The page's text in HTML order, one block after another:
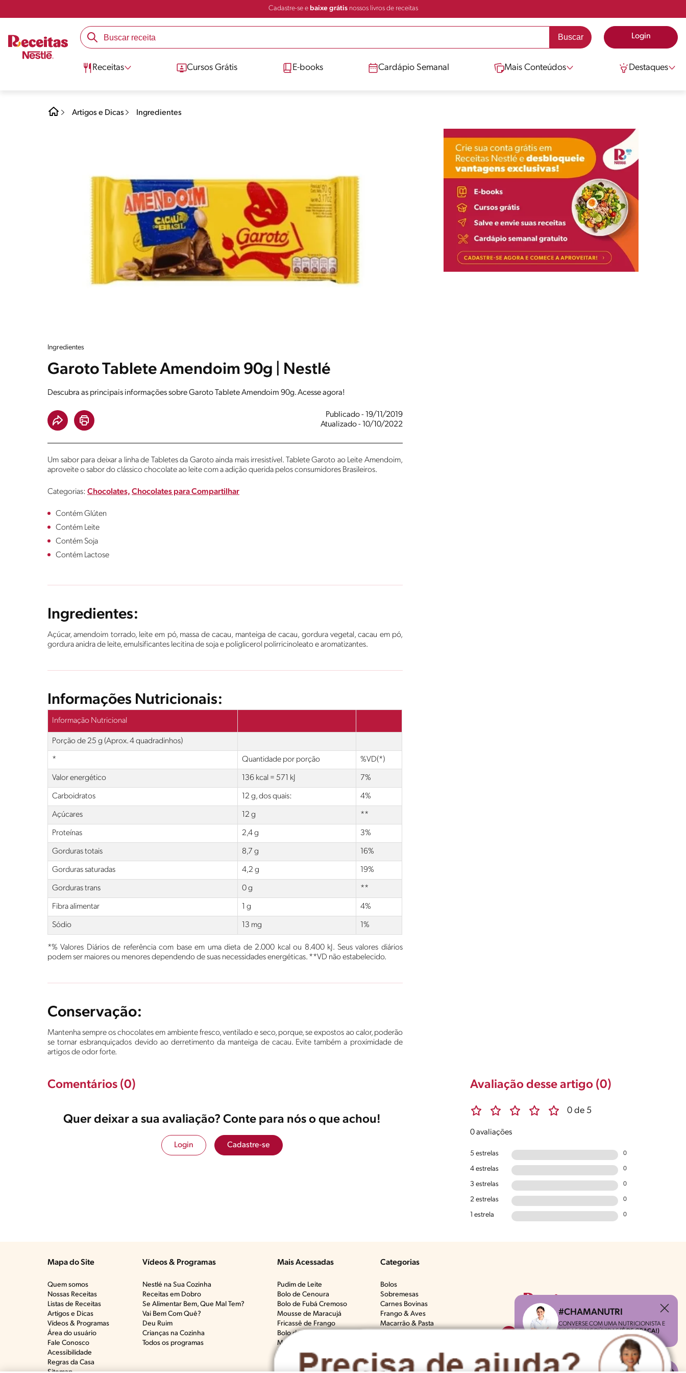
Cadastre-se e baixe grátisnossos livros de receitas
Login
Receitas Cursos Grátis E-books Cardápio Semanal Mais Conteúdos Destaques
Artigos e Dicas Ingredientes
Ingredientes
Garoto Tablete Amendoim 90g | Nestlé
Descubra as principais informações sobre Garoto Tablete Amendoim 90g. Acesse agora!
Publicado - 19/11/2019
Atualizado - 10/10/2022
Um sabor para deixar a linha de Tabletes da Garoto ainda mais irresistível. Tablete Garoto ao Leite Amendoim,
aproveite o sabor do clássico chocolate ao leite com a adição querida pelos consumidores Brasileiros.
Categorias: Chocolates, Chocolates para Compartilhar
Contém Glúten
Contém Leite
Contém Soja
Contém Lactose
Ingredientes:
Açúcar, amendoim torrado, leite em pó, massa de cacau, manteiga de cacau, gordura vegetal, cacau em pó,
gordura anidra de leite, emulsificantes lecitina de soja e poliglicerol polirricinoleato e aromatizantes.
Informações Nutricionais:
Informação Nutricional
Porção de 25 g (Aprox. 4 quadradinhos)
* Quantidade por porção %VD(*)
Valor energético 136 kcal = 571 kJ 7%
Carboidratos 12 g, dos quais: 4%
Açúcares 12 g **
Proteínas 2,4 g 3%
Gorduras totais 8,7 g 16%
Gorduras saturadas 4,2 g 19%
Gordurastrans 0 g **
Fibra alimentar 1 g 4%
Sódio 13 mg 1%
*% Valores Diários de referência com base em uma dieta de 2.000 kcal ou 8.400 kJ. Seus valores diários
podem ser maiores ou menores dependendo de suas necessidades energéticas. **VD não estabelecido.
Conservação:
Mantenha sempre os chocolates em ambiente fresco, ventilado e seco, porque, se expostos ao calor, poderão
se tornar esbranquiçados devido ao derretimento da manteiga de cacau. Evite também a proximidade de
artigos de odor forte.
Avaliação desse artigo (0)
0 de 5
0 avaliações
5 estrelas 0
4 estrelas 0
3 estrelas 0
2 estrelas 0
1 estrela 0
Comentários (0)
Quer deixar a sua avaliação? Conte para nós o que achou!
Login Cadastre-se
#CHAMANUTRI
CONVERSE COM UMA NUTRICIONISTA E
TIRE AS SUAS DÚVIDAS(É DE GRAÇA!)
Mapa do Site
Quem somos
Nossas Receitas
Listas de Receitas​
Artigos e Dicas​
Vídeos & Programas​
Área do usuário
Fale Conosco
Acessibilidade
Regras da Casa
Vídeos & Programas​
Nestlé na Sua Cozinha
Receitas em Dobro
Se Alimentar Bem, Que Mal Tem?​
Vai Bem Com Quê?​
Deu Ruim​
Crianças na Cozinha​
Todos os programas
Mais Acessadas
Pudim de Leite
Bolo de Cenoura
Bolo de Fubá Cremoso
Mousse de Maracujá
Fricassê de Frango
Bolo de Laranja
Molho Branco
Brigadeiro
Categorias
Bolos
Sobremesas
Carnes Bovinas​
Frango & Aves​
Macarrão & Pasta​
Todas as Categorias